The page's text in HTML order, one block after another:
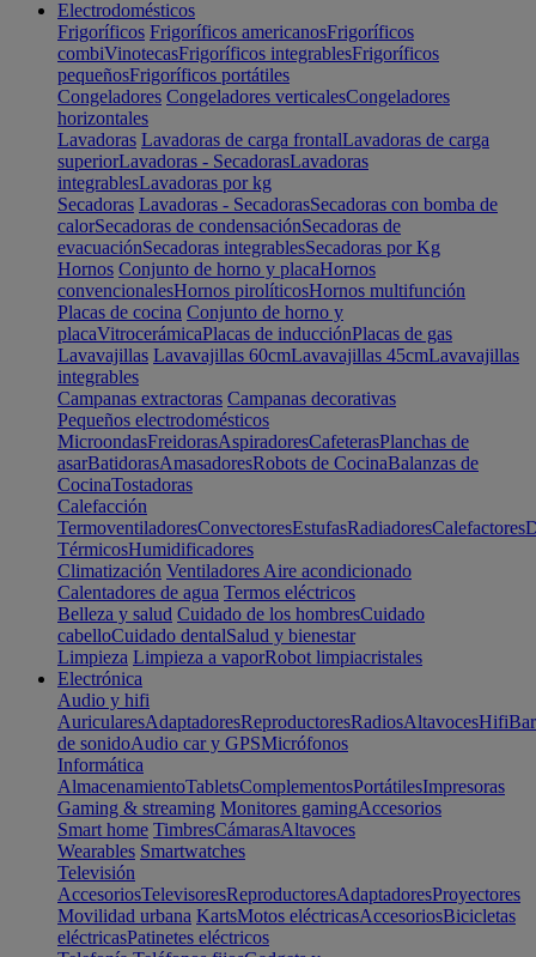
Electrodomésticos
Frigoríficos Frigoríficos americanosFrigoríficos
combiVinotecasFrigoríficos integrablesFrigoríficos
pequeñosFrigoríficos portátiles
Congeladores Congeladores verticalesCongeladores
horizontales
Lavadoras Lavadoras de carga frontalLavadoras de carga
superiorLavadoras - SecadorasLavadoras
integrablesLavadoras por kg
Secadoras Lavadoras - SecadorasSecadoras con bomba de
calorSecadoras de condensaciónSecadoras de
evacuaciónSecadoras integrablesSecadoras por Kg
Hornos Conjunto de horno y placaHornos
convencionalesHornos pirolíticosHornos multifunción
Placas de cocina Conjunto de horno y
placaVitrocerámicaPlacas de inducciónPlacas de gas
Lavavajillas Lavavajillas 60cmLavavajillas 45cmLavavajillas
integrables
Campanas extractoras Campanas decorativas
Pequeños electrodomésticos
MicroondasFreidorasAspiradoresCafeterasPlanchas de
asarBatidorasAmasadoresRobots de CocinaBalanzas de
CocinaTostadoras
Calefacción
TermoventiladoresConvectoresEstufasRadiadoresCalefactores
TérmicosHumidificadores
Climatización Ventiladores Aire acondicionado
Calentadores de agua Termos eléctricos
Belleza y salud Cuidado de los hombresCuidado
cabelloCuidado dentalSalud y bienestar
Limpieza Limpieza a vaporRobot limpiacristales
Electrónica
Audio y hifi
AuricularesAdaptadoresReproductoresRadiosAltavocesHifi
de sonidoAudio car y GPSMicrófonos
Informática
AlmacenamientoTabletsComplementosPortátilesImpresoras
Gaming & streaming Monitores gamingAccesorios
Smart home TimbresCámarasAltavoces
Wearables Smartwatches
Televisión
AccesoriosTelevisoresReproductoresAdaptadoresProyectores
Movilidad urbana KartsMotos eléctricasAccesoriosBicicletas
eléctricasPatinetes eléctricos